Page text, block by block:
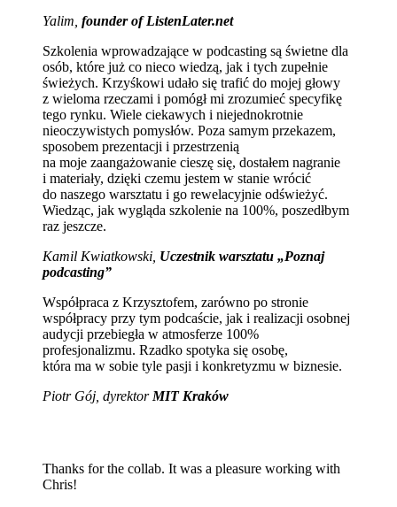
Yalim, founder of ListenLater.net
Szkolenia wprowadzające w podcasting są świetne dla
osób, które już co nieco wiedzą, jak i tych zupełnie
świeżych. Krzyśkowi udało się trafić do mojej głowy
z wieloma rzeczami i pomógł mi zrozumieć specyfikę
tego rynku. Wiele ciekawych i niejednokrotnie
nieoczywistych pomysłów. Poza samym przekazem,
sposobem prezentacji i przestrzenią
na moje zaangażowanie cieszę się, dostałem nagranie
i materiały, dzięki czemu jestem w stanie wrócić
do naszego warsztatu i go rewelacyjnie odświeżyć.
Wiedząc, jak wygląda szkolenie na 100%, poszedłbym
raz jeszcze.
Kamil Kwiatkowski, Uczestnik warsztatu „Poznaj
podcasting”
Współpraca z Krzysztofem, zarówno po stronie
współpracy przy tym podcaście, jak i realizacji osobnej
audycji przebiegła w atmosferze 100%
profesjonalizmu. Rzadko spotyka się osobę,
która ma w sobie tyle pasji i konkretyzmu w biznesie.
Piotr Gój, dyrektorMIT Kraków
Thanks for the collab. It was a pleasure working with
Chris!